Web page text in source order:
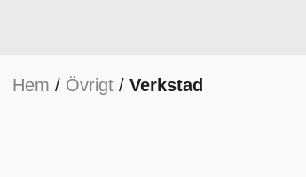
HYDRAULMOTORER
Hem / Övrigt/ Verkstad